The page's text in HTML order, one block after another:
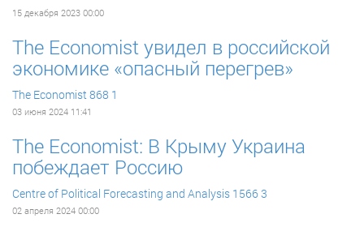
15 декабря 2023 00:00
The Economist увидел в российской
экономике «опасный перегрев»
The Economist868 1
03 июня 2024 11:41
The Economist: В Крыму Украина
побеждает Россию
Centre of Political Forecasting and Analysis 15663
02 апреля 2024 00:00